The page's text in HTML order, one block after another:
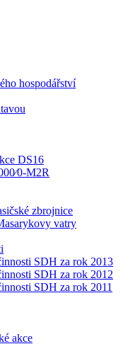
hospodářství
DS16
M2R
zbrojnice
vatry
SDH za rok 2013
SDH za rok 2012
SDH za rok 2011
akce